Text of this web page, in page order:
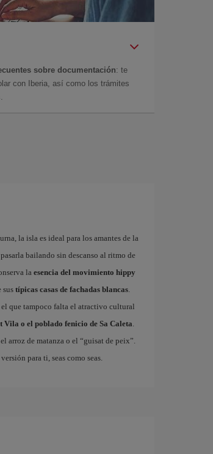
sobre documentación: te
con Iberia, así como los trámites
la isla es ideal para los amantes de la
bailando sin descanso al ritmo de
la esencia del movimiento hippy
sustípicas casas de fachadas blancas.
el que tampoco falta el atractivo cultural
o el poblado fenicio de Sa Caleta.
arroz de matanza o el “guisat de peix”.
para ti, seas como seas.